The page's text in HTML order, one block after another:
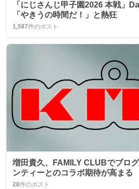
「にじさんじ甲子園2026 本戦」
「やきうの時間だ！」と熱狂
1,587件のポスト
増田貴久、FAMILY CLUBでブロ
ンティーとのコラボ期待が高まる
28件のポスト